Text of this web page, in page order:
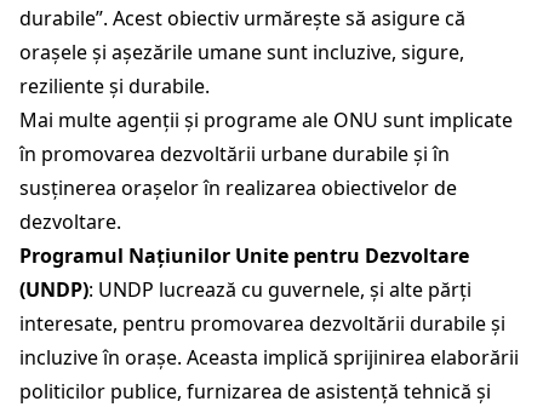
durabile”. Acest obiectiv urmărește să asigure că
orașele și așezările umane sunt incluzive, sigure,
reziliente și durabile.
Mai multe agenții și programe ale ONU sunt implicate
în promovarea dezvoltării urbane durabile și în
susținerea orașelor în realizarea obiectivelor de
dezvoltare.
Programul Națiunilor Unite pentru Dezvoltare
(UNDP): UNDP lucrează cu guvernele, și alte părți
interesate, pentru promovarea dezvoltării durabile și
incluzive în orașe. Aceasta implică sprijinirea elaborării
politicilor publice, furnizarea de asistență tehnică și